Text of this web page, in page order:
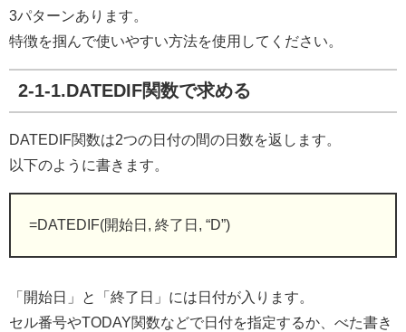
3パターンあります。
特徴を掴んで使いやすい方法を使用してください。
2-1-1.DATEDIF関数で求める
DATEDIF関数は2つの日付の間の日数を返します。
以下のように書きます。
=DATEDIF(開始日, 終了日, “D”)
「開始日」と「終了日」には日付が入ります。
セル番号やTODAY関数などで日付を指定するか、べた書き